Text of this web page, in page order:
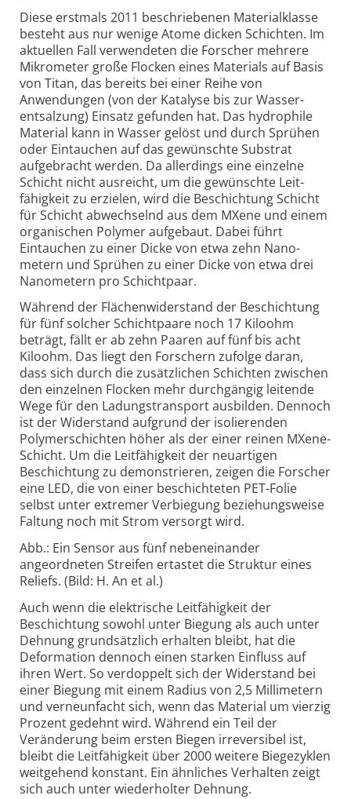
Diese erstmals 2011 beschriebenen Materialklasse
besteht aus nur wenige Atome dicken Schichten. Im
aktuellen Fall verwendeten die Forscher mehrere
Mikro­meter große Flocken eines Materials auf Basis
von Titan, das bereits bei einer Reihe von
Anwendungen (von der Katalyse bis zur Wasser­
entsalzung) Einsatz gefunden hat. Das hydro­phile
Material kann in Wasser gelöst und durch Sprühen
oder Eintauchen auf das gewünschte Substrat
aufgebracht werden. Da allerdings eine einzelne
Schicht nicht ausreicht, um die gewünschte Leit­
fähigkeit zu erzielen, wird die Beschichtung Schicht
für Schicht abwechselnd aus dem MXene und einem
organischen Polymer aufgebaut. Dabei führt
Eintauchen zu einer Dicke von etwa zehn Nano­
metern und Sprühen zu einer Dicke von etwa drei
Nano­metern pro Schicht­paar.
Während der Flächenwiderstand der Beschichtung
für fünf solcher Schicht­paare noch 17 Kiloohm
beträgt, fällt er ab zehn Paaren auf fünf bis acht
Kiloohm. Das liegt den Forschern zufolge daran,
dass sich durch die zusätzlichen Schichten zwischen
den einzelnen Flocken mehr durchgängig leitende
Wege für den Ladungs­transport ausbilden. Dennoch
ist der Widerstand aufgrund der isolierenden
Polymer­schichten höher als der einer reinen MXene-
Schicht. Um die Leitfähigkeit der neuartigen
Beschichtung zu demonstrieren, zeigen die Forscher
eine LED, die von einer beschichteten PET-Folie
selbst unter extremer Verbiegung beziehungs­weise
Faltung noch mit Strom versorgt wird.
Abb.: Ein Sensor aus fünf nebeneinander
angeordneten Streifen ertastet die Struktur eines
Reliefs. (Bild: H. An et al.)
Auch wenn die elektrische Leitfähigkeit der
Beschichtung sowohl unter Biegung als auch unter
Dehnung grundsätzlich erhalten bleibt, hat die
Deformation dennoch einen starken Einfluss auf
ihren Wert. So verdoppelt sich der Widerstand bei
einer Biegung mit einem Radius von 2,5 Milli­metern
und verneun­facht sich, wenn das Material um vierzig
Prozent gedehnt wird. Während ein Teil der
Veränderung beim ersten Biegen irreversibel ist,
bleibt die Leitfähigkeit über 2000 weitere Biege­zyklen
weitgehend konstant. Ein ähnliches Verhalten zeigt
sich auch unter wiederholter Dehnung.